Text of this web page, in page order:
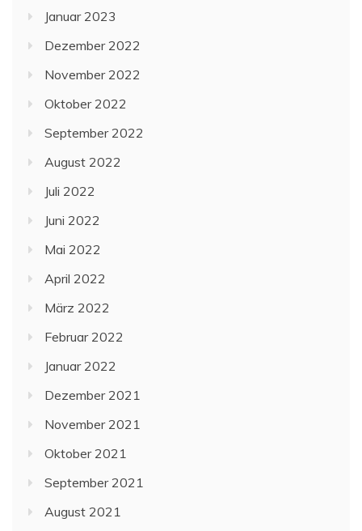
Januar 2023
Dezember 2022
November 2022
Oktober 2022
September 2022
August 2022
Juli 2022
Juni 2022
Mai 2022
April 2022
März 2022
Februar 2022
Januar 2022
Dezember 2021
November 2021
Oktober 2021
September 2021
August 2021